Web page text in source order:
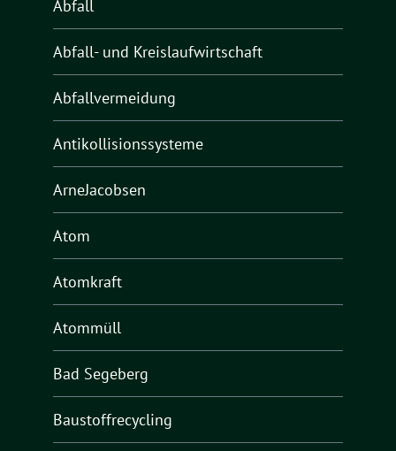
Abfall
Abfall- und Kreislaufwirtschaft
Abfallvermeidung
Antikollisionssysteme
ArneJacobsen
Atom
Atomkraft
Atommüll
Bad Segeberg
Baustoffrecycling